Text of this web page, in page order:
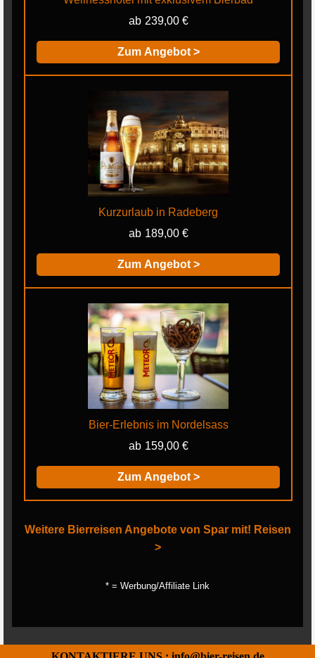
239,00 €
Zum Angebot >
Kurzurlaub in Radeberg
189,00 €
Zum Angebot >
Bier-Erlebnis im Nordelsass
159,00 €
Zum Angebot >
Weitere Bierreisen Angebote von Spar mit! Reisen
>
* = Werbung/Affiliate Link